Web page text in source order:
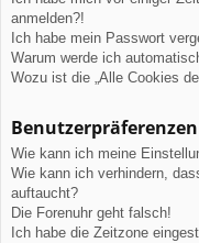
anmelden?!
Ich habe mein Passwort
Warum werde ich
Wozu ist die „Alle Cookies
Wie kann ich meine
Wie kann ich verhindern,
auftaucht?
Die Forenuhr geht falsch!
Ich habe die Zeitzone